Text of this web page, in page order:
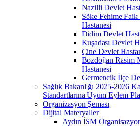
Nazilli Devlet
Söke Fehime
Hastanesi
Didim Devlet
Kuşadası Devlet
Çine Devlet
Bozdoğan Rasim
Hastanesi
Germencik İlçe
Sağlık Bakanlığı 2025-2026
Standartlarına Uyum Eylem
Organizasyon Şeması
Dijital Materyaller
Aydın İSM